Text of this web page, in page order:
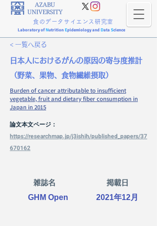
食のデータサイエンス研究室
Laboratory ofNutritionEpidemiology andDataScience
< 一覧へ戻る
日本人におけるがんの原因の寄与度推計
（野菜、果物、食物繊維摂取）
Burden of cancer attributable to insufficient
vegetable, fruit and dietary fiber consumption in
Japan in 2015
論文本文ページ：
https://researchmap.jp/j3ishih/published_papers/37
670162
雑誌名
GHM Open
掲載日
2021年12月